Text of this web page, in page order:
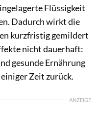
Flüssigkeit
Dadurch wirkt die
kurzfristig gemildert
nicht dauerhaft:
gesunde Ernährung
Zeit zurück.
ANZEIGE